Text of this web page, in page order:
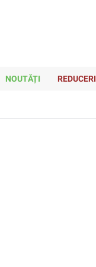
NOUTĂȚI REDUCERI